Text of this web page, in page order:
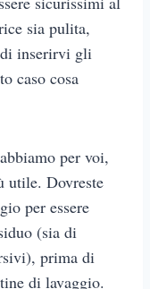
sia pulita,
inserirvi gli
caso cosa
per voi,
utile. Dovreste
per essere
(sia di
prima di
di lavaggio.